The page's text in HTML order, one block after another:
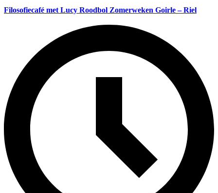
Filosofiecafé met Lucy Roodbol Zomerweken Goirle – Riel